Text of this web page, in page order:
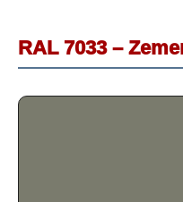
RAL 7033 –